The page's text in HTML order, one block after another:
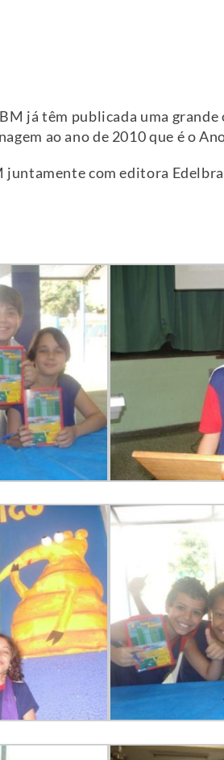
já têm publicada uma
ao ano de 2010 que é o
juntamente com editora